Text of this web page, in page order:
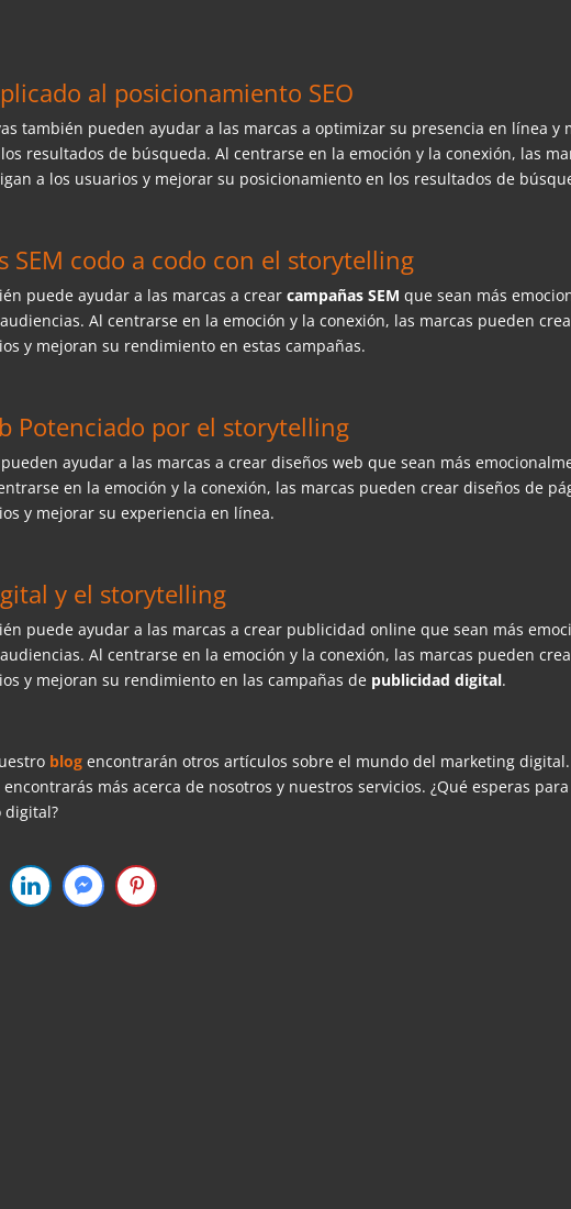
al posicionamiento SEO
también pueden ayudar a las marcas a optimizar su presencia en línea y
resultados de búsqueda. Al centrarse en la emoción y la conexión, las
a los usuarios y mejorar su posicionamiento en los resultados de
SEM codo a codo con el storytelling
puede ayudar a las marcas a crearcampañas SEM que sean más
Al centrarse en la emoción y la conexión, las marcas pueden
y mejoran su rendimiento en estas campañas.
Potenciado por el storytelling
ayudar a las marcas a crear diseños web que sean más
en la emoción y la conexión, las marcas pueden crear diseños de
y mejorar su experiencia en línea.
y el storytelling
puede ayudar a las marcas a crear publicidad online que sean más
Al centrarse en la emoción y la conexión, las marcas pueden
y mejoran su rendimiento en las campañas de publicidad digital.
blog encontrarán otros artículos sobre el mundo del marketing
encontrarás más acerca de nosotros y nuestros servicios. ¿Qué esperas
digital?